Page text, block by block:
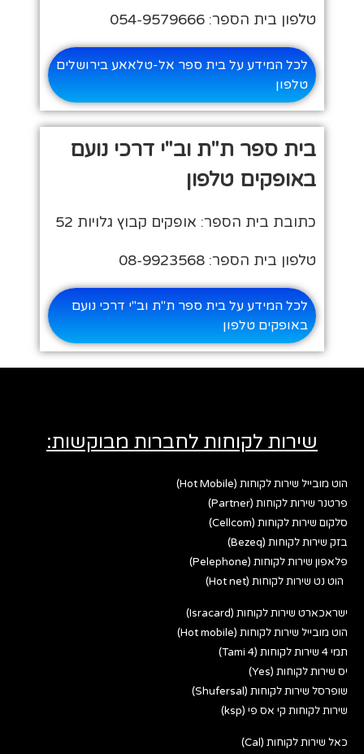
טלפון בית הספר: 054-9579666
לכל המידע על בית ספר אל-טלאאע בירושלים
טלפון
בית ספר ת"ת וב"י דרכי נועם
באופקים טלפון
כתובת בית הספר: אופקים קבוץ גלויות 52
טלפון בית הספר: 08-9923568
לכל המידע על בית ספר ת"ת וב"י דרכי נועם
באופקים טלפון
שירות לקוחות לחברות מבוקשות:
הוט מובייל שירות לקוחות (Hot Mobile)
פרטנר שירות לקוחות (Partner)
סלקום שירות לקוחות (Cellcom)
בזק שירות לקוחות (Bezeq)
פלאפון שירות לקוחות (Pelephone)
הוט נט שירות לקוחות (Hot net)
ישראכארט שירות לקוחות (Isracard)
הוט מובייל שירות לקוחות (Hot mobile)
תמי 4 שירות לקוחות (Tami 4)
יס שירות לקוחות (Yes)
שופרסל שירות לקוחות (Shufersal)
שירות לקוחות קי אס פי (ksp)
כאל שירות לקוחות (Cal)